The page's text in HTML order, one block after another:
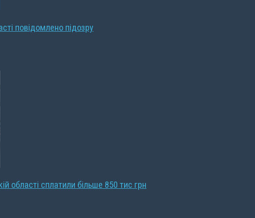
повідомлено підозру
області сплатили більше 850 тис грн